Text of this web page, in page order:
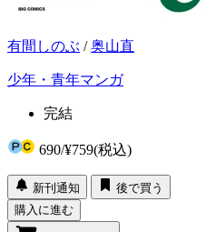
有間しのぶ /奥山直
少年・青年マンガ
完結
690/¥759(税込)
新刊通知
後で買う
購入に進む